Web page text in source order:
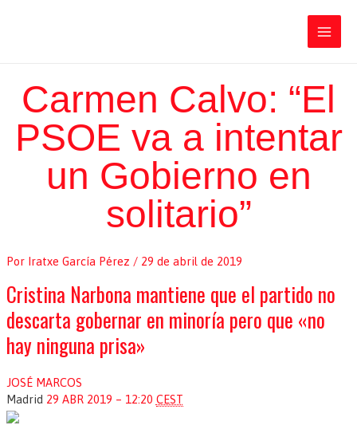
Main
Carmen Calvo: “El
PSOE va a intentar
un Gobierno en
solitario”
Por Iratxe García Pérez / 29 de abril de 2019
Cristina Narbona mantiene que el partido no
descarta gobernar en minoría pero que «no
hay ninguna prisa»
JOSÉ MARCOS
Madrid 29 ABR 2019 – 12:20 CEST